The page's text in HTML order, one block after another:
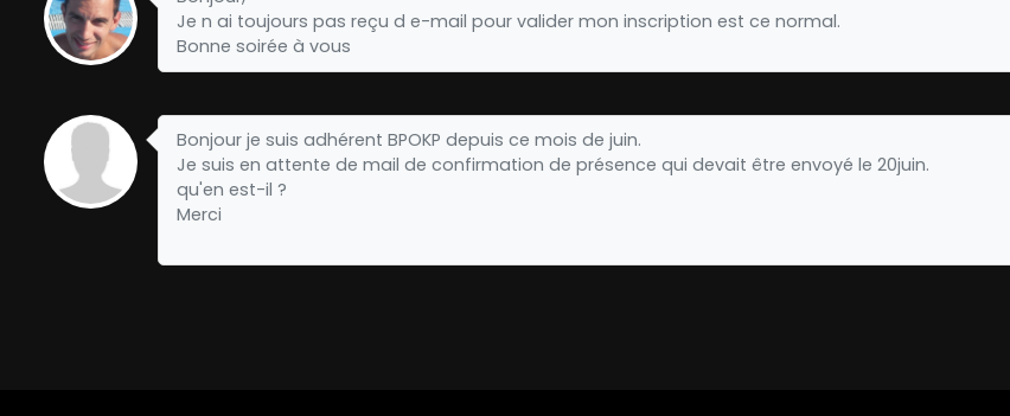
Je n ai toujours pas reçu d e-mail pour valider mon inscription est ce normal.
Bonne soirée à vous
Bonjour je suis adhérent BPOKP depuis ce mois de juin.
Je suis en attente de mail de confirmation de présence qui devait être envoyé le 20juin.
qu'en est-il ?
Merci